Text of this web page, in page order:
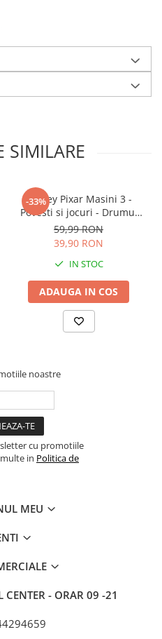
SIMILARE
-33%
Disney Pixar Masini 3 -
Povesti si jocuri - Drumul
spre victorie
59,99 RON
39,90 RON
IN STOC
ADAUGA IN COS
noastre
cu promotiile
in Politica de
MEU
CENTER - ORAR 09 -21